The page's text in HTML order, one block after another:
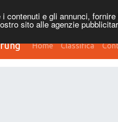
contenuti e gli annunci,
sito alle agenzie
Home Classifica